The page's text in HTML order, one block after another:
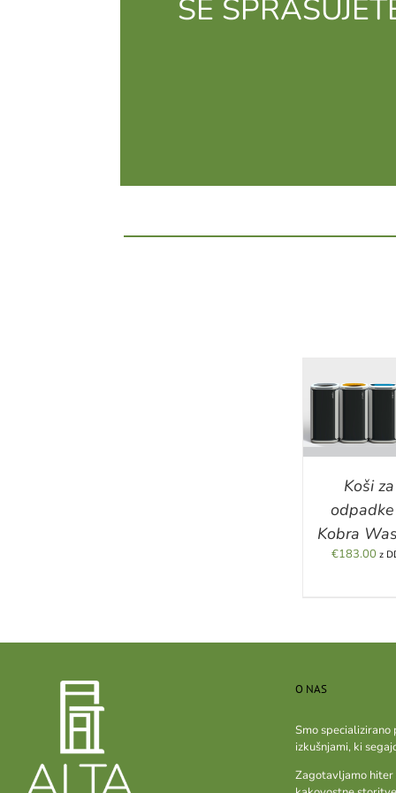
SE
Koši za
Kobra
€183.00 z
O NAS
Smo
izkušnjami, ki
Zagotavljamo hiter